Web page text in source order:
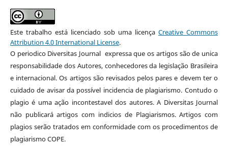
Este trabalho está licenciado sob uma licençaCreative Commons
Attribution 4.0 International License.
O periodico Diversitas Journal expressa que os artigos são de unica
responsabilidade dos Autores, conhecedores da legislação Brasileira
e internacional. Os artigos são revisados pelos pares e devem ter o
cuidado de avisar da possível incidencia de plagiarismo. Contudo o
plagio é uma ação incontestavel dos autores. A Diversitas Journal
não publicará artigos com indicios de Plagiarismos. Artigos com
plagios serão tratados em conformidade com os procedimentos de
plagiarismo COPE.